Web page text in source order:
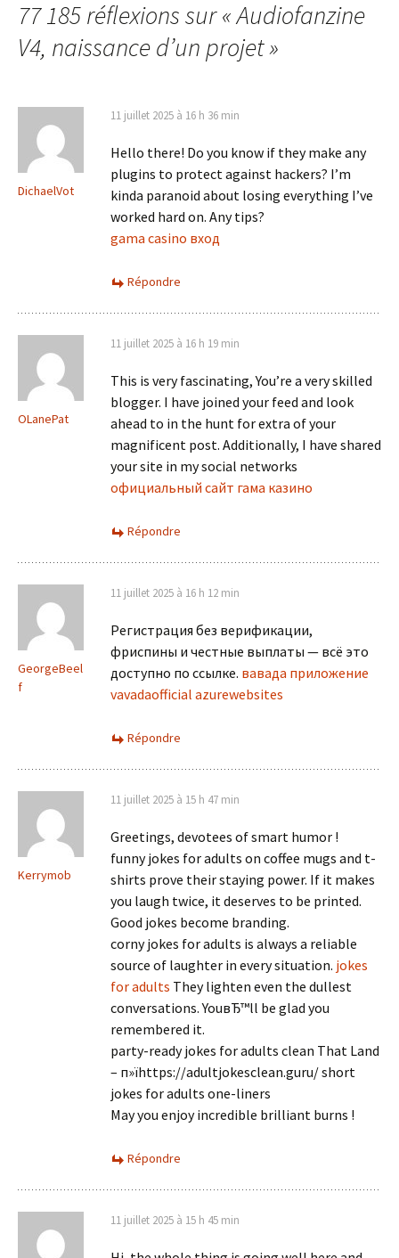
articles
77 185 réflexions sur «Audiofanzine
V4, naissance d’un projet»
DichaelVot
11 juillet 2025 à 16 h 36 min
Hello there! Do you know if they make any
plugins to protect against hackers? I’m
kinda paranoid about losing everything I’ve
worked hard on. Any tips?
gama casino вход
Répondre
OLanePat
11 juillet 2025 à 16 h 19 min
This is very fascinating, You’re a very skilled
blogger. I have joined your feed and look
ahead to in the hunt for extra of your
magnificent post. Additionally, I have shared
your site in my social networks
официальный сайт гама казино
Répondre
GeorgeBeel
f
11 juillet 2025 à 16 h 12 min
Регистрация без верификации,
фриспины и честные выплаты — всё это
доступно по ссылке. вавада приложение
vavadaofficial azurewebsites
Répondre
Kerrymob
11 juillet 2025 à 15 h 47 min
Greetings, devotees of smart humor !
funny jokes for adults on coffee mugs and t-
shirts prove their staying power. If it makes
you laugh twice, it deserves to be printed.
Good jokes become branding.
corny jokes for adults is always a reliable
source of laughter in every situation. jokes
for adults They lighten even the dullest
conversations. YouвЂ™ll be glad you
remembered it.
party-ready jokes for adults clean That Land
– п»їhttps://adultjokesclean.guru/ short
jokes for adults one-liners
May you enjoy incredible brilliant burns !
Répondre
11 juillet 2025 à 15 h 45 min